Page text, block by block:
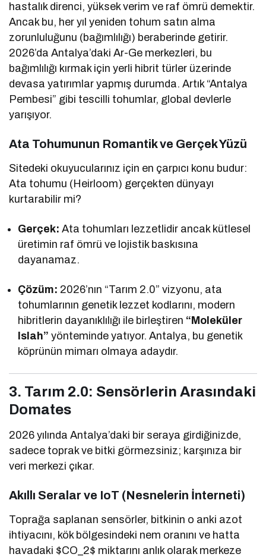
hastalık direnci, yüksek verim ve raf ömrü demektir.
Ancak bu, her yıl yeniden tohum satın alma
zorunluluğunu (bağımlılığı) beraberinde getirir.
2026’da Antalya’daki Ar-Ge merkezleri, bu
bağımlılığı kırmak için yerli hibrit türler üzerinde
devasa yatırımlar yapmış durumda. Artık “Antalya
Pembesi” gibi tescilli tohumlar, global devlerle
yarışıyor.
Ata Tohumunun Romantik ve Gerçek Yüzü
Sitedeki okuyucularınız için en çarpıcı konu budur:
Ata tohumu (Heirloom) gerçekten dünyayı
kurtarabilir mi?
Gerçek: Ata tohumları lezzetlidir ancak kütlesel
üretimin raf ömrü ve lojistik baskısına
dayanamaz.
Çözüm: 2026’nın “Tarım 2.0” vizyonu, ata
tohumlarının genetik lezzet kodlarını, modern
hibritlerin dayanıklılığı ile birleştiren “Moleküler
Islah” yönteminde yatıyor. Antalya, bu genetik
köprünün mimarı olmaya adaydır.
3. Tarım 2.0: Sensörlerin Arasındaki
Domates
2026 yılında Antalya’daki bir seraya girdiğinizde,
sadece toprak ve bitki görmezsiniz; karşınıza bir
veri merkezi çıkar.
Akıllı Seralar ve IoT (Nesnelerin İnterneti)
Toprağa saplanan sensörler, bitkinin o anki azot
ihtiyacını, kök bölgesindeki nem oranını ve hatta
havadaki $CO_2$ miktarını anlık olarak merkeze